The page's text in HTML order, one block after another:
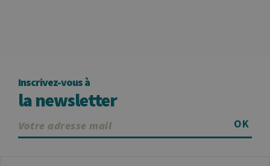
Inscrivez-vous à
la newsletter
OK